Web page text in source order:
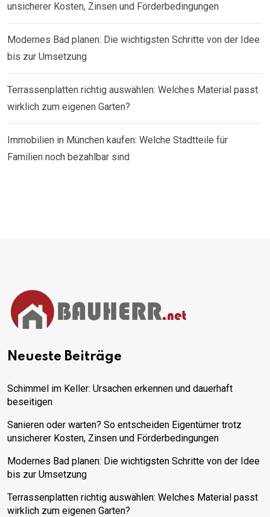
unsicherer Kosten, Zinsen und Förderbedingungen
Modernes Bad planen: Die wichtigsten Schritte von der Idee
bis zur Umsetzung
Terrassenplatten richtig auswählen: Welches Material passt
wirklich zum eigenen Garten?
Immobilien in München kaufen: Welche Stadtteile für
Familien noch bezahlbar sind
Neueste Beiträge
Schimmel im Keller: Ursachen erkennen und dauerhaft
beseitigen
Sanieren oder warten? So entscheiden Eigentümer trotz
unsicherer Kosten, Zinsen und Förderbedingungen
Modernes Bad planen: Die wichtigsten Schritte von der Idee
bis zur Umsetzung
Terrassenplatten richtig auswählen: Welches Material passt
wirklich zum eigenen Garten?